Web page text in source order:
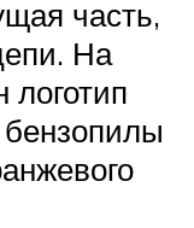
часть,
На